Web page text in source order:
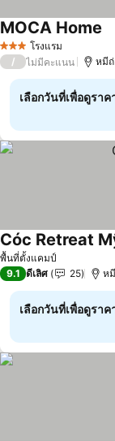
3 ดาว โรงแรม
MOCA Home
/ ไม่มีคะแนน หมี
เลือกวันที่เพื่อดูรา
พื้นที่ตั้งแคมป์
Cóc Retreat
9.1 ดีเลิศ 25 ห
เลือกวันที่เพื่อดูรา